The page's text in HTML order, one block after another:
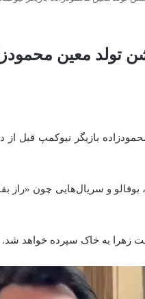
تولد معین
بازیگر نیوکمپ قبل
بوفالو و سریال‌هایی چون «راز
زهرا به خاک سپرده خواهد شد.